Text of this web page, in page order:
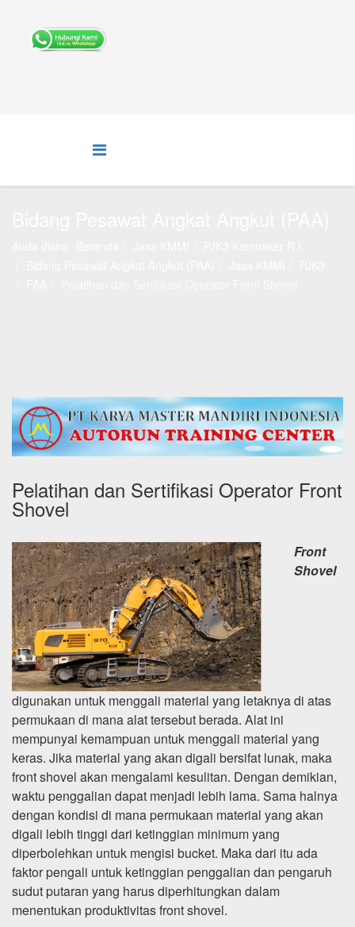
Pelatihan dan Sertifikasi Operator Front
Shovel
Front
Shovel
digunakan untuk menggali material yang letaknya di atas
permukaan di mana alat tersebut berada. Alat ini
mempunyai kemampuan untuk menggali material yang
keras. Jika material yang akan digali bersifat lunak, maka
front shovel akan mengalami kesulitan. Dengan demikian,
waktu penggalian dapat menjadi lebih lama. Sama halnya
dengan kondisi di mana permukaan material yang akan
digali lebih tinggi dari ketinggian minimum yang
diperbolehkan untuk mengisi bucket. Maka dari itu ada
faktor pengali untuk ketinggian penggalian dan pengaruh
sudut putaran yang harus diperhitungkan dalam
menentukan produktivitas front shovel.